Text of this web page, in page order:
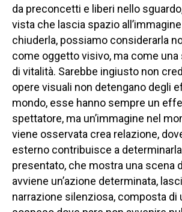
da preconcetti e liberi nello
vista che lascia spazio
chiuderla, possiamo considerarla
come oggetto visivo, ma come
di vitalità. Sarebbe ingiusto non
opere visuali non detengano degli
mondo, esse hanno sempre un
spettatore, ma un’immagine nel
viene osservata crea relazione,
esterno contribuisce a
presentato, che mostra una scena
avviene un’azione determinata,
narrazione silenziosa, composta di